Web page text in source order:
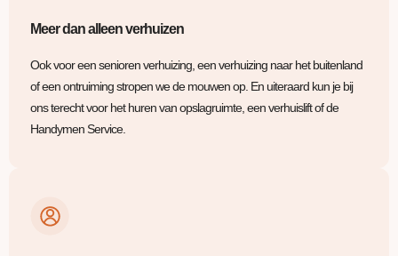
Meer dan alleen verhuizen
Ook voor een senioren verhuizing, een verhuizing naar het buitenland
of een ontruiming stropen we de mouwen op. En uiteraard kun je bij
ons terecht voor het huren van opslagruimte, een verhuislift of de
Handymen Service.